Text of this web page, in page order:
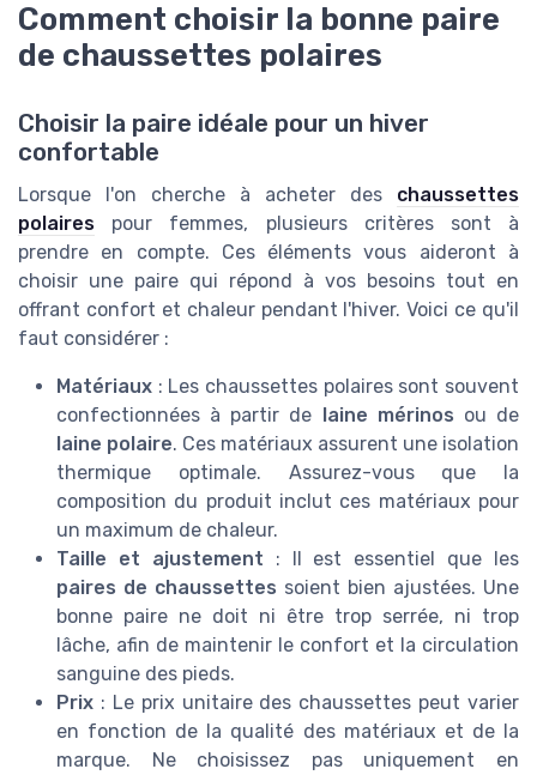
Comment choisir la bonne paire
de chaussettes polaires
Choisir la paire idéale pour un hiver
confortable
Lorsque l'on cherche à acheter des chaussettes
polaires pour femmes, plusieurs critères sont à
prendre en compte. Ces éléments vous aideront à
choisir une paire qui répond à vos besoins tout en
offrant confort et chaleur pendant l'hiver. Voici ce qu'il
faut considérer :
Matériaux : Les chaussettes polaires sont souvent
confectionnées à partir de laine mérinos ou de
laine polaire. Ces matériaux assurent une isolation
thermique optimale. Assurez-vous que la
composition du produit inclut ces matériaux pour
un maximum de chaleur.
Taille et ajustement : Il est essentiel que les
paires de chaussettes soient bien ajustées. Une
bonne paire ne doit ni être trop serrée, ni trop
lâche, afin de maintenir le confort et la circulation
sanguine des pieds.
Prix : Le prix unitaire des chaussettes peut varier
en fonction de la qualité des matériaux et de la
marque. Ne choisissez pas uniquement en